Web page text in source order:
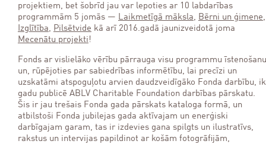
projektiem, bet šobrīd jau var lepoties ar 10 labdarības
programmām 5 jomās — Laikmetīgā māksla, Bērni un ģimene,
Izglītība, Pilsētvide kā arī 2016.gadā jaunizveidotā joma
Mecenātu projekti !
Fonds ar vislielāko vērību pārrauga visu programmu īstenošanu
un, rūpējoties par sabiedrības informētību, lai precīzi un
uzskatāmi atspoguļotu arvien daudzveidīgāko Fonda darbību, ik
gadu publicē ABLV Charitable Foundation darbības pārskatu.
Šis ir jau trešais Fonda gada pārskats kataloga formā, un
atbilstoši Fonda jubilejas gada aktīvajam un enerģiski
darbīgajam garam, tas ir izdevies gana spilgts un ilustratīvs,
rakstus un intervijas papildinot ar košām fotogrāfijām,